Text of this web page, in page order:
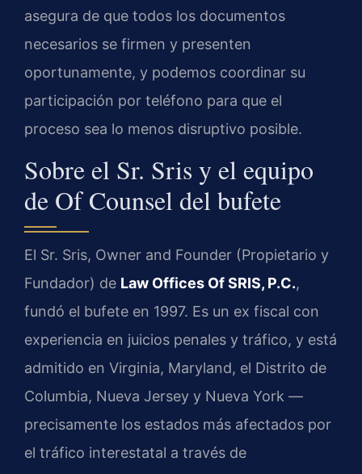
asegura de que todos los documentos
necesarios se firmen y presenten
oportunamente, y podemos coordinar su
participación por teléfono para que el
proceso sea lo menos disruptivo posible.
Sobre el Sr. Sris y el equipo
de Of Counsel del bufete
El Sr. Sris, Owner and Founder (Propietario y
Fundador) de Law Offices Of SRIS, P.C.,
fundó el bufete en 1997. Es un ex fiscal con
experiencia en juicios penales y tráfico, y está
admitido en Virginia, Maryland, el Distrito de
Columbia, Nueva Jersey y Nueva York —
precisamente los estados más afectados por
el tráfico interestatal a través de